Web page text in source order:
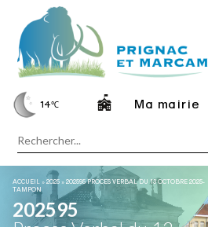
14℃ Ma mairie
ACCUEIL »2025 »202595 PROCES VERBAL DU 13 OCTOBRE 2025-
TAMPON
202595